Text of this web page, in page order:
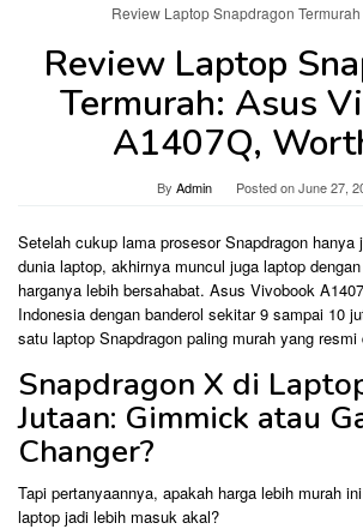
Review Laptop Snapdragon
Review Laptop
Termurah: Asus
A1407Q,
By Admin Posted onJune 27,
Setelah cukup lama prosesor Snapdragon hanya
dunia laptop, akhirnya muncul juga laptop
harganya lebih bersahabat. Asus Vivobook
Indonesia dengan banderol sekitar 9 sampai 10
satu laptop Snapdragon paling murah yang
Snapdragon X di
Jutaan: Gimmick atau
Changer?
Tapi pertanyaannya, apakah harga lebih murah
laptop jadi lebih masuk akal?